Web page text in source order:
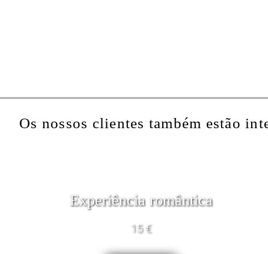
Os nossos clientes também estão
Experiência romântica
15 €